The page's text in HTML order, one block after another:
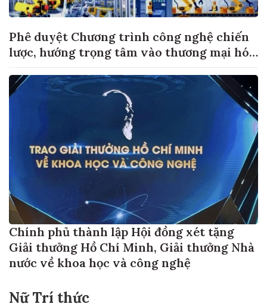
Phê duyệt Chương trình công nghệ chiến
lược, hướng trọng tâm vào thương mại hóa
Chính phủ thành lập Hội đồng xét tặng
Giải thưởng Hồ Chí Minh, Giải thưởng Nhà
nước về khoa học và công nghệ
Nữ Trí thức